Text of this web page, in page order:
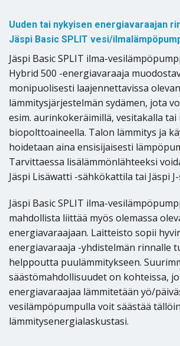
Uuden tai nykyisen energiavaraajan
Jäspi Basic SPLIT vesi/
Jäspi Basic SPLIT ilma-
Hybrid 500 -energiavaraaja
monipuolisesti laajennettavissa olevan
lämmitysjärjestelmän sydämen, jota
esim. aurinkokeräimillä, vesitakalla tai
biopolttoaineella. Talon lämmitys ja
hoidetaan aina ensisijaisesti
Tarvittaessa lisälämmönlähteeksi
Jäspi Lisäwatti -sähkökattila tai Jäspi
Jäspi Basic SPLIT ilma-
mahdollista liittää myös olemassa
energiavaraajaan. Laitteisto sopii
energiavaraaja -yhdistelmän rinnalle
helppoutta puulämmitykseen.
säästömahdollisuudet on kohteissa,
energiavaraajaa lämmitetään yö/
vesilämpöpumpulla voit säästää
lämmitysenergialaskustasi.